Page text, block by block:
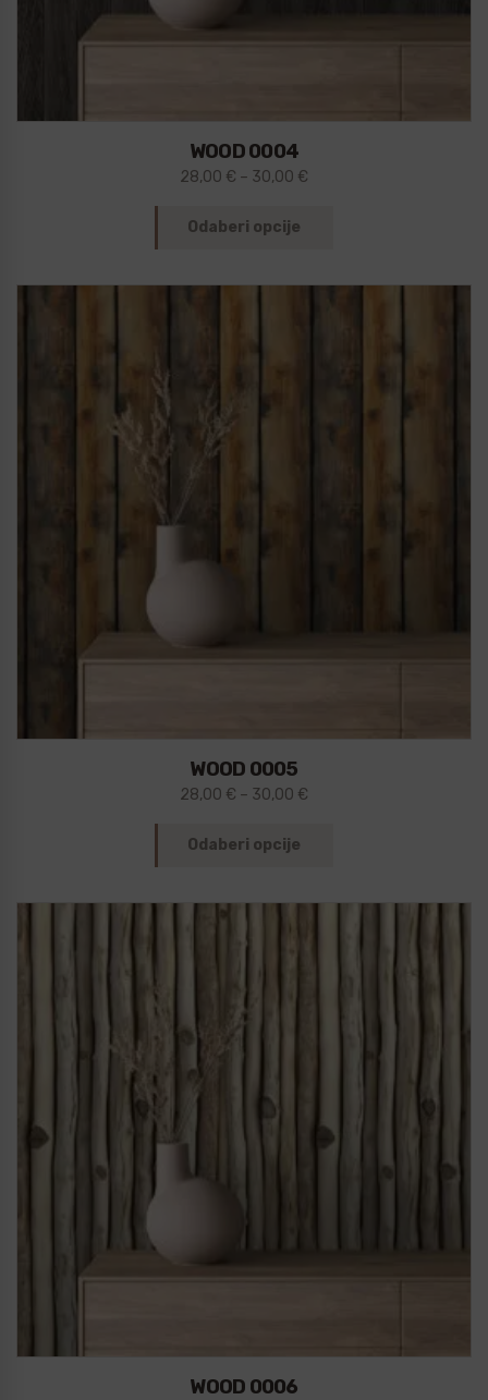
WOOD 0004
28,00 € – 30,00 €
Odaberi opcije
WOOD 0005
28,00 € – 30,00 €
Odaberi opcije
WOOD 0006